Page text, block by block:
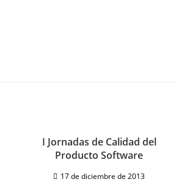
I Jornadas de Calidad del
Producto Software
17 de diciembre de 2013